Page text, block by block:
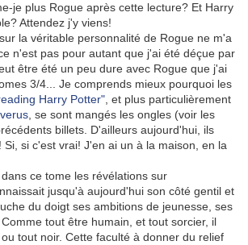
je plus Rogue après cette lecture? Et Harry
Attendez j'y viens!
la véritable personnalité de Rogue ne m'a
n'est pas pour autant que j'ai été déçue par
être été un peu dure avec Rogue que j'ai
3/4... Je comprends mieux pourquoi les
Harry Potter" , et plus particulièrement
, se sont mangés les ongles (voir les
billets. D'ailleurs aujourd'hui, ils
Si, si c'est vrai! J'en ai un à la maison, en la
ce tome les révélations sur
jusqu'à aujourd'hui son côté gentil et
du doigt ses ambitions de jeunesse, ses
tout être humain, et tout sorcier, il
tout noir. Cette faculté à donner du relief